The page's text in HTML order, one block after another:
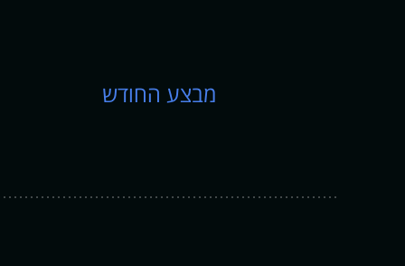
מבצע החודש